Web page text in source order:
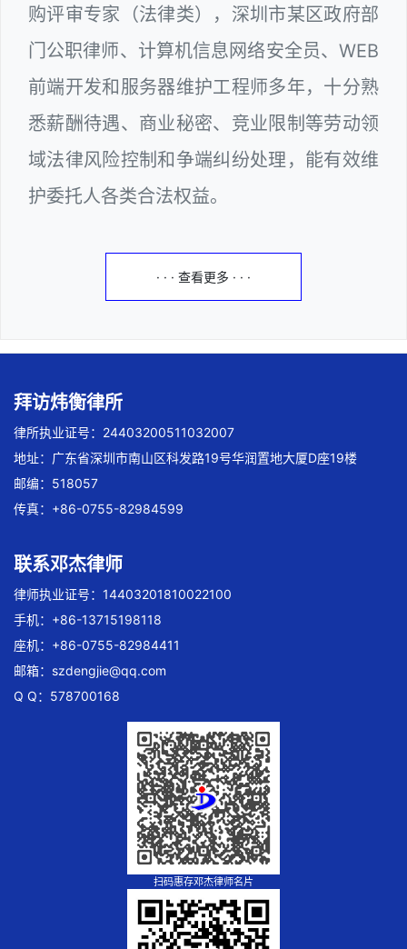
购评审专家（法律类），深圳市某区政府部
门公职律师、计算机信息网络安全员、WEB
前端开发和服务器维护工程师多年，十分熟
悉薪酬待遇、商业秘密、竞业限制等劳动领
域法律风险控制和争端纠纷处理，能有效维
护委托人各类合法权益。
· · · 查看更多 · · ·
拜访炜衡律所
律所执业证号：24403200511032007
地址：广东省深圳市南山区科发路19号华润置地大厦D座19楼
邮编：518057
传真：+86-0755-82984599
联系邓杰律师
律师执业证号：14403201810022100
手机：+86-13715198118
座机：+86-0755-82984411
邮箱： szdengjie@qq.com
Q Q：578700168
扫码惠存邓杰律师名片